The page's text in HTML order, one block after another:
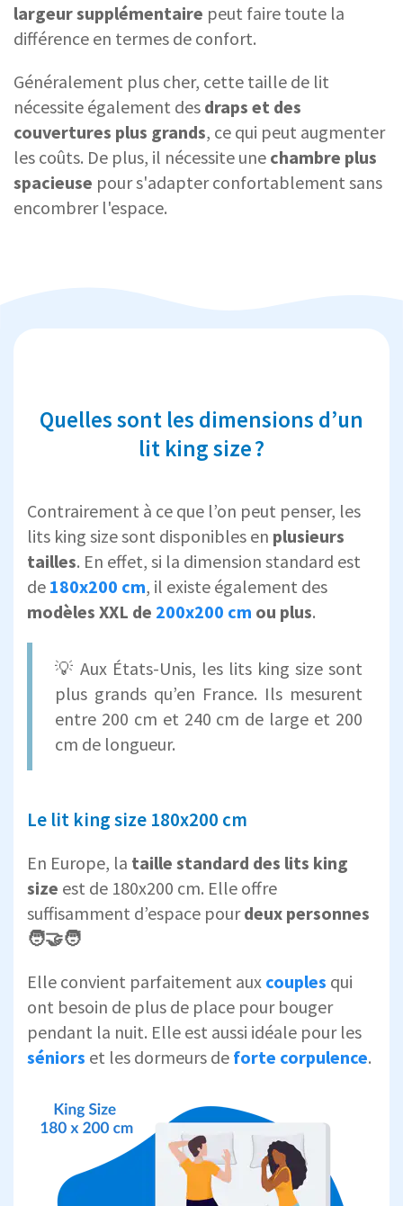
largeur supplémentaire peut faire toute la
différence en termes de confort.
Généralement plus cher, cette taille de lit
nécessite également des draps et des
couvertures plus grands, ce qui peut augmenter
les coûts. De plus, il nécessite une chambre plus
spacieuse pour s'adapter confortablement sans
encombrer l'espace.
Quelles sont les dimensions d’un
lit king size ?
Contrairement à ce que l’on peut penser, les
lits king size sont disponibles en plusieurs
tailles. En effet, si la dimension standard est
de 180x200 cm, il existe également des
modèles XXL de 200x200 cm ou plus.
💡 Aux États-Unis, les lits king size sont
plus grands qu’en France. Ils mesurent
entre 200 cm et 240 cm de large et 200
cm de longueur.
Le lit king size 180x200 cm
En Europe, la taille standard des lits king
size est de 180x200 cm. Elle offre
suffisamment d’espace pourdeux personnes
🧑‍🤝‍🧑
Elle convient parfaitement aux couples qui
ont besoin de plus de place pour bouger
pendant la nuit. Elle est aussi idéale pour les
séniors et les dormeurs de forte corpulence.